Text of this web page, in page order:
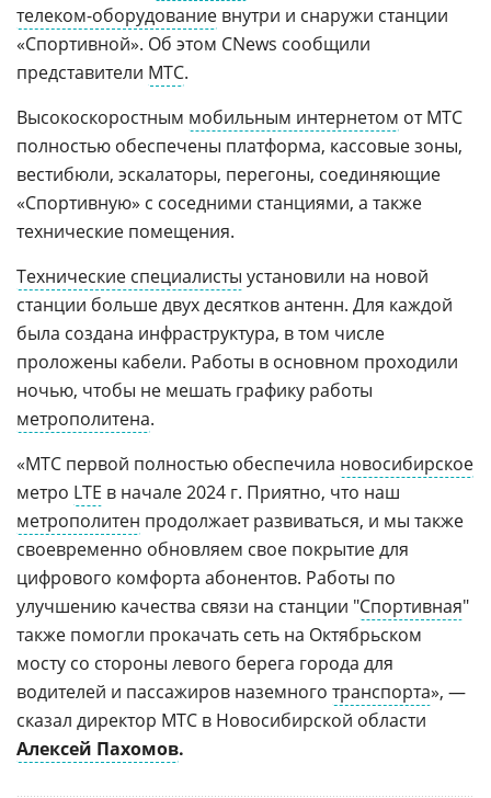
телеком-оборудование внутри и снаружи станции
«Спортивной». Об этом CNews сообщили
представители МТС.
Высокоскоростным мобильным интернетом от МТС
полностью обеспечены платформа, кассовые зоны,
вестибюли, эскалаторы, перегоны, соединяющие
«Спортивную» с соседними станциями, а также
технические помещения.
Технические специалисты установили на новой
станции больше двух десятков антенн. Для каждой
была создана инфраструктура, в том числе
проложены кабели. Работы в основном проходили
ночью, чтобы не мешать графику работы
метрополитена.
«МТС первой полностью обеспечила новосибирское
метро LTE в начале 2024 г. Приятно, что наш
метрополитен продолжает развиваться, и мы также
своевременно обновляем свое покрытие для
цифрового комфорта абонентов. Работы по
улучшению качества связи на станции "Спортивная"
также помогли прокачать сеть на Октябрьском
мосту со стороны левого берега города для
водителей и пассажиров наземного транспорта», —
сказал директор МТС в Новосибирской области
Алексей Пахомов.